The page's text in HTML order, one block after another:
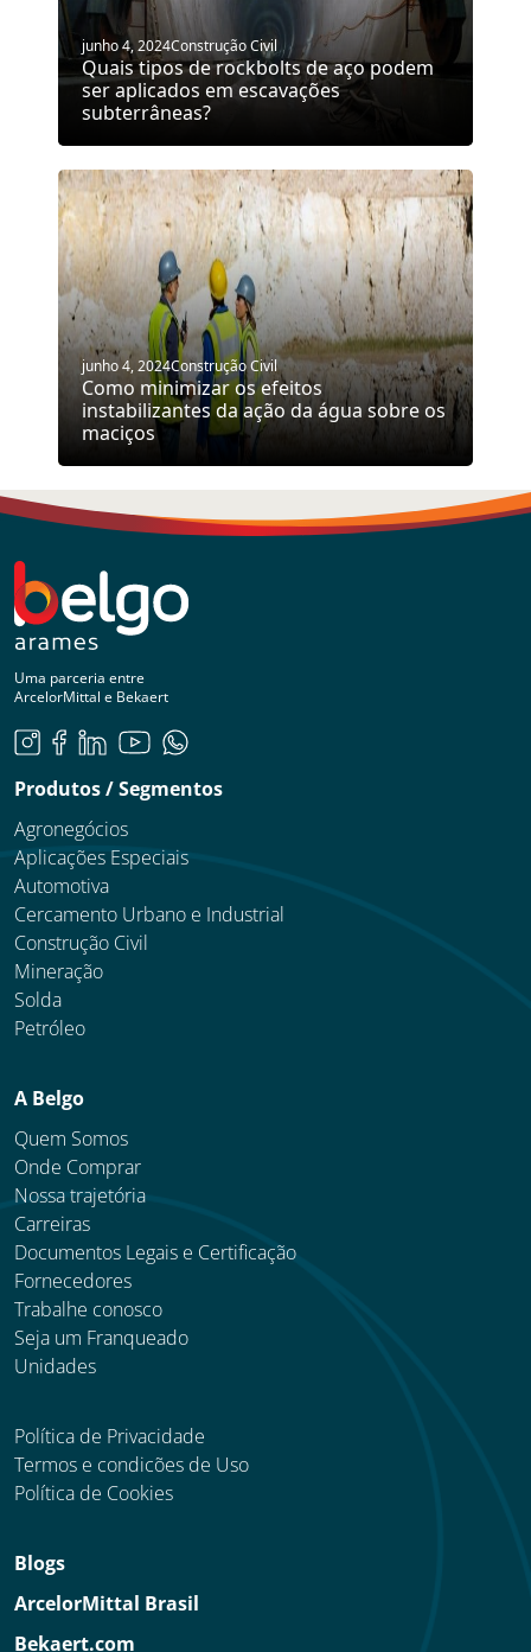
junho 4, 2024Construção Civil
Quais tipos de rockbolts de aço podem
ser aplicados em escavações
subterrâneas?
junho 4, 2024Construção Civil
Como minimizar os efeitos
instabilizantes da ação da água sobre os
maciços
Uma parceria entre
ArcelorMittal e Bekaert
Produtos / Segmentos
Agronegócios
Aplicações Especiais
Automotiva
Cercamento Urbano e Industrial
Construção Civil
Mineração
Solda
Petróleo
A Belgo
Quem Somos
Onde Comprar
Nossa trajetória
Carreiras
Documentos Legais e Certificação
Fornecedores
Trabalhe conosco
Seja um Franqueado
Unidades
Política de Privacidade
Termos e condicões de Uso
Política de Cookies
Blogs
ArcelorMittal Brasil
Bekaert.com